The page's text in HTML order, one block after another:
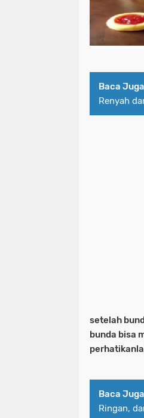
Baca
Renyah
setelah
bunda bisa
Baca
Ringan,